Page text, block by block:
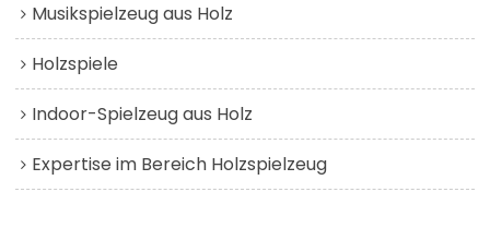
Musikspielzeug aus Holz
Holzspiele
Indoor-Spielzeug aus Holz
Expertise im Bereich Holzspielzeug